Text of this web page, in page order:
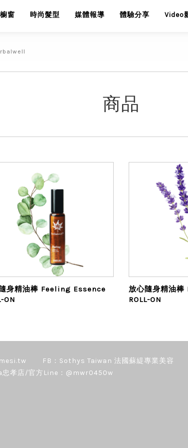
窗 時尚髮型 媒體報導 體驗分享 Video
商品
身精油棒 Feeling Essence
ON
放心隨身精油
ROLL-ON
FB：Sothys Taiwan 法國蘇緹專業美容
孝店/官方Line：@mwr0450w